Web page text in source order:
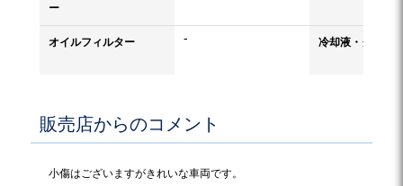
ー
オイルフィルター - 冷却液・クーラ
販売店からのコメント
小傷はございますがきれいな車両です。